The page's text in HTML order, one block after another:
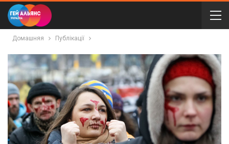
Домашняя Публікації